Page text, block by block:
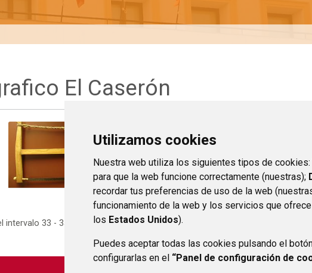
Utilizamos cookies
Nuestra web utiliza los siguientes tipos de cookies:
para que la web funcione correctamente (nuestras);
recordar tus preferencias de uso de la web
funcionamiento de la web y los servicios que
los Estados Unidos).
Puedes aceptar todas las cookies pulsando el
configurarlas en el “Panel de configuración de
El Caserón
intervalo 33 - 35 de 35 resultados.